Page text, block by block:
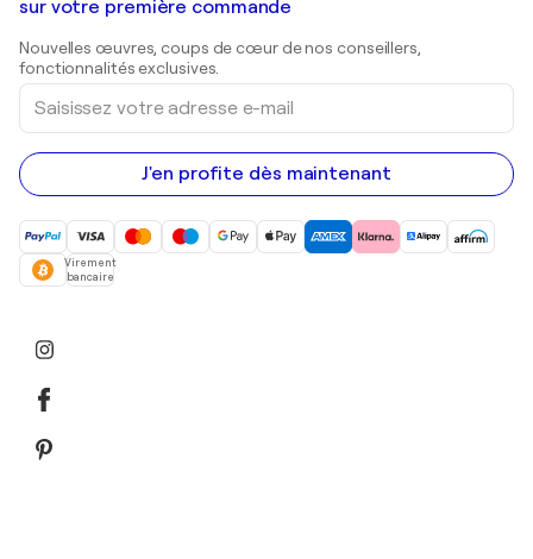
Estampes
Peintures acryliques
Galeries d'art en Belgique
sur votre première commande
Nouvelles œuvres, coups de cœur de nos conseillers,
fonctionnalités exclusives.
Saisissez
votre
adresse
e-
mail
J'en profite dès maintenant
Virement
bancaire